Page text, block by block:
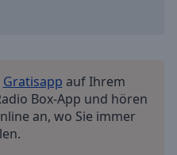
Gratisapp auf Ihrem
Box-App und hören
an, wo Sie immer